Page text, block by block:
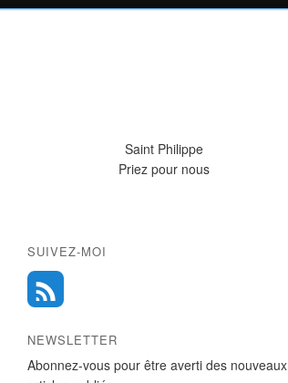
Saint Philippe
Priez pour nous
SUIVEZ-MOI
NEWSLETTER
Abonnez-vous pour être averti des nouveaux